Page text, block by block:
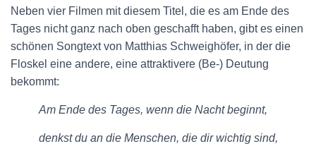
Neben vier Filmen mit diesem Titel, die es am Ende des
Tages nicht ganz nach oben geschafft haben, gibt es einen
schönen Songtext von Matthias Schweighöfer, in der die
Floskel eine andere, eine attraktivere (Be-) Deutung
bekommt:
Am Ende des Tages, wenn die Nacht beginnt,
denkst du an die Menschen, die dir wichtig sind,